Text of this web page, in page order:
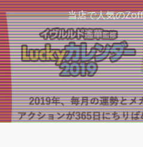
当店で人気の